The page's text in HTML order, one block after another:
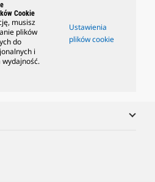
Cookie
musisz
plików
do
i
Ustawienia
plików cookie